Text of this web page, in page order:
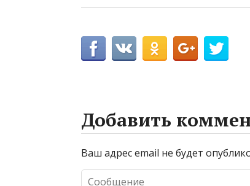
Добавить
Ваш адрес email не будет